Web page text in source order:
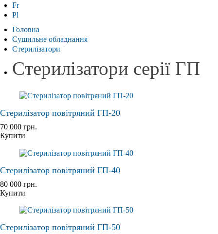
Fr
Pl
Головна
Сушильне обладнання
Стерилізатори
Cтерилізатори серії ГП
Стерилізатор повітряний ГП-20
70 000 грн.
Купити
Стерилізатор повітряний ГП-40
80 000 грн.
Купити
Стерилізатор повітряний ГП-50